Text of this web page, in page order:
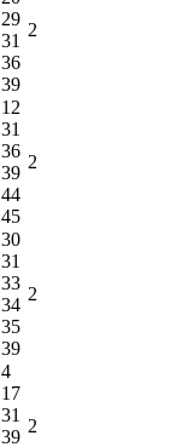
29
31
36
39
2
12
31
36
39
44
45
2
30
31
33
34
35
39
2
4
17
31
39
2